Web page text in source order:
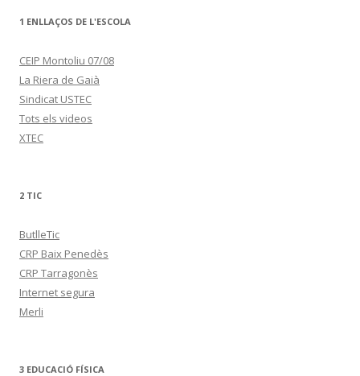
1 ENLLAÇOS DE L'ESCOLA
CEIP Montoliu 07/08
La Riera de Gaià
Sindicat USTEC
Tots els videos
XTEC
2 TIC
ButlleTic
CRP Baix Penedès
CRP Tarragonès
Internet segura
Merli
3 EDUCACIÓ FÍSICA